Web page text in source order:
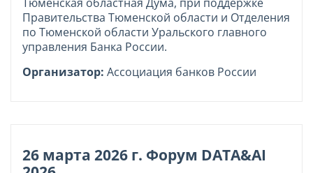
Правительства Тюменской области и Отделения
по Тюменской области Уральского главного
управления Банка России.
Организатор: Ассоциация банков России
26 марта 2026 г. Форум DATA&AI